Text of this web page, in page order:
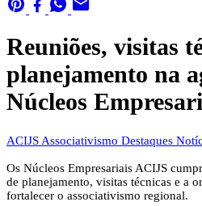
Reuniões, visitas
planejamento na
Núcleos
ACIJS Associativismo Destaques
Os Núcleos Empresariais ACIJS
de planejamento, visitas técnicas e a
fortalecer o associativismo regional.